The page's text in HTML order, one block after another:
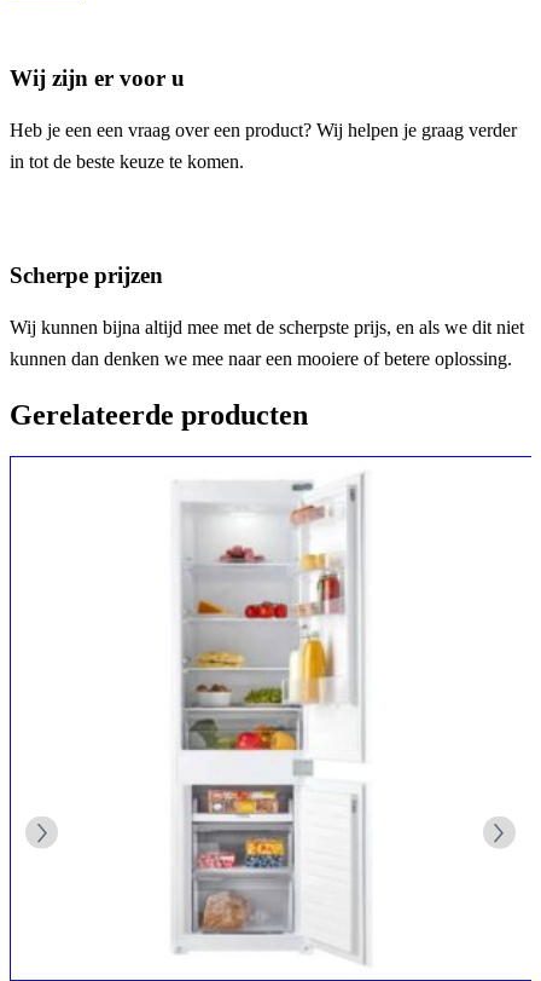
Wij zijn er voor u
Heb je een een vraag over een product? Wij helpen je graag verder
in tot de beste keuze te komen.
Scherpe prijzen
Wij kunnen bijna altijd mee met de scherpste prijs, en als we dit niet
kunnen dan denken we mee naar een mooiere of betere oplossing.
Gerelateerde producten